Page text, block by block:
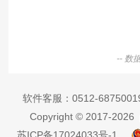
-- 数
软件客服： 0512-
Copyright © 2017-2026
苏ICP备17024033号-1